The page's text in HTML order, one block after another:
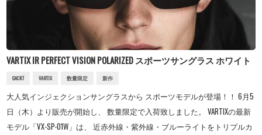
VARTIX IR PERFECT VISION POLARIZED スポーツサングラス ホワイト
GACKT VARTIX 数量限定 新作
大人気インジェクションサングラスから スポーツモデルが登場！！ 6月5
日（木）より販売が開始し、 数量限定で入荷致しました。 VARTIXの最新
モデル「VX-SP-01W」は、 近赤外線・紫外線・ブルーライトをトリプルカ